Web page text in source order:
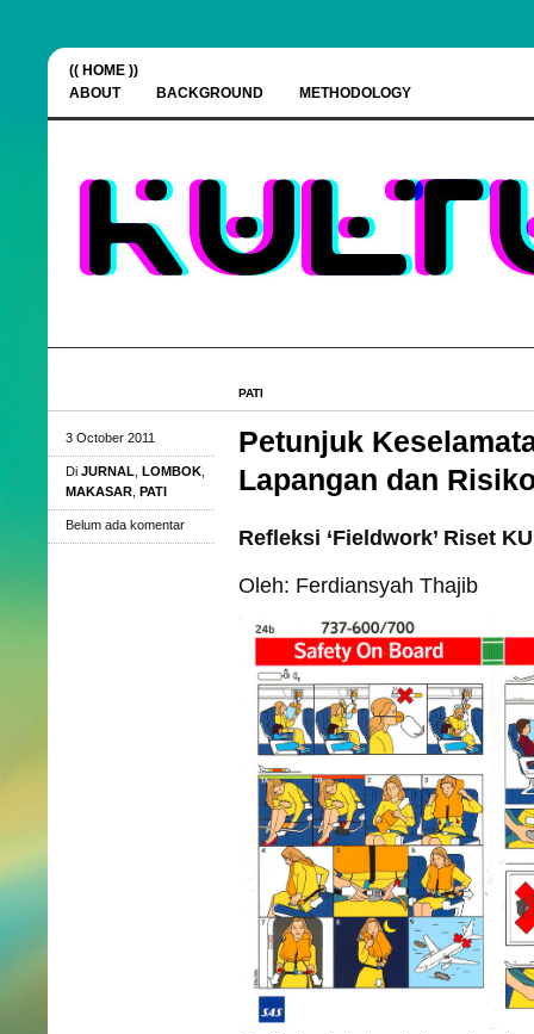
(( HOME ))
ABOUT
BACKGROUND METHODOLOGY
PATI
3 October 2011
Di JURNAL LOMBOK
MAKASAR
PATI
Belum ada komentar
Petunjuk
Lapangan dan
Refleksi ‘Fieldwork’ Riset
Oleh: Ferdiansyah Thajib